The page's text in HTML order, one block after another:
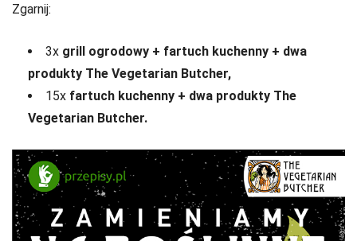
Zgarnij:
3x grill ogrodowy + fartuch kuchenny + dwa
produkty The Vegetarian Butcher,
15x fartuch kuchenny + dwa produkty The
Vegetarian Butcher.